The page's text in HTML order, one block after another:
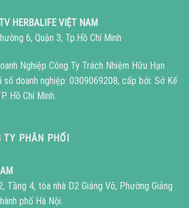
HERBALIFE VIỆT NAM
6, Quận 3, Tp.Hồ Chí Minh
Nghiệp Công Ty Trách Nhiệm Hữu Hạn
số doanh nghiệp: 0309069208, cấp bởi: Sở Kế
Hồ Chí Minh.
TY PHÂN PHỐI
Tầng 4, tòa nhà D2 Giảng Võ, Phường Giảng
phố Hà Nội.